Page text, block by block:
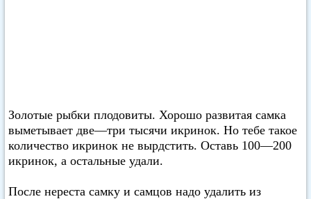
Золотые рыбки плодовиты. Хорошо развитая самка
выметывает две—три тысячи икринок. Но тебе такое
количество икринок не вырдстить. Оставь 100—200
икринок, а остальные удали.
После нереста самку и самцов надо удалить из